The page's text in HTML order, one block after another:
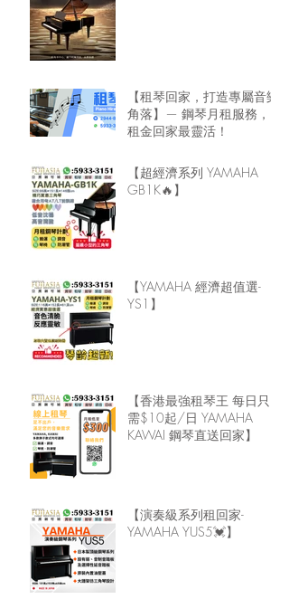
【租琴回家，打造專屬音樂
角落】— 鋼琴月租服務，
租金回家最靈活！
【超經濟系列 YAMAHA
GB1K🔥】
【YAMAHA 經濟超值選-
YS1】
【香港最強租琴王 每日只
需$10起/日 YAMAHA
KAWAI 鋼琴直送回家】
【演奏級系列租回家-
YAMAHA YUS5💓】